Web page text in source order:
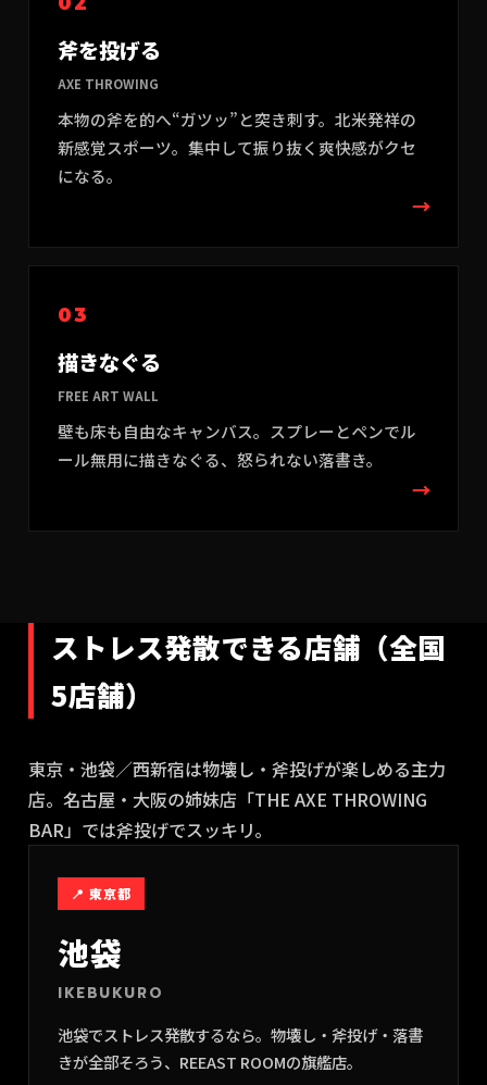
斧を投げる
AXE THROWING
本物の斧を的へ“ガツッ”と突き刺す。北米発祥の
新感覚スポーツ。集中して振り抜く爽快感がクセ
になる。
→
03
描きなぐる
FREE ART WALL
壁も床も自由なキャンバス。スプレーとペンでル
ール無用に描きなぐる、怒られない落書き。
→
ストレス発散できる店舗（全国
5店舗）
東京・池袋／西新宿は物壊し・斧投げが楽しめる主力
店。名古屋・大阪の姉妹店「THE AXE THROWING
BAR」では斧投げでスッキリ。
📍 東京都
池袋
IKEBUKURO
池袋でストレス発散するなら。物壊し・斧投げ・落書
きが全部そろう、REEAST ROOMの旗艦店。